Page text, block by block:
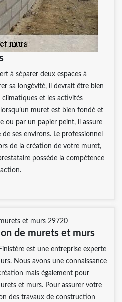
à séparer deux espaces à
sa longévité, il devrait être bien
climatiques et les activités
muret est bien fondé et
ou par un papier peint, il assure
ses environs. Le professionnel
de la création de votre muret,
possède la compétence
de murets et murs
est une entreprise experte
Nous avons une connaissance
mais également pour
et murs. Pour assurer votre
des travaux de construction